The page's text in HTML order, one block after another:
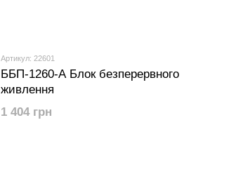
Артикул: 22601
ББП-1260-A Блок безперервного
живлення
1 404 грн